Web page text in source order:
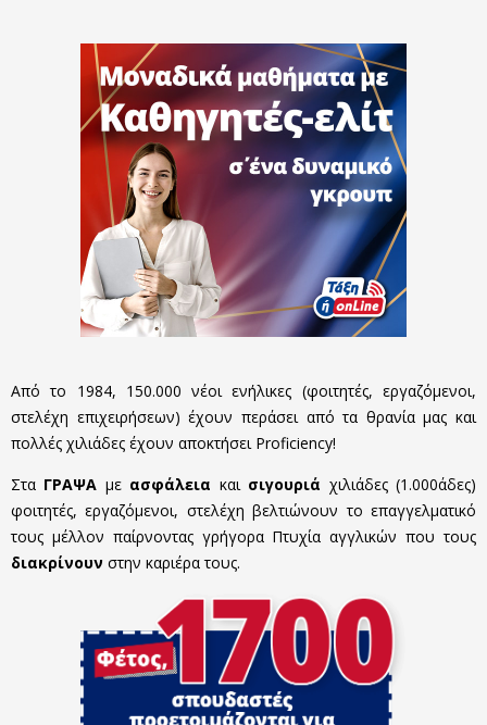
Από το 1984, 150.000 νέοι ενήλικες (φοιτητές, εργαζόμενοι,
στελέχη επιχειρήσεων) έχουν περάσει από τα θρανία μας και
πολλές χιλιάδες έχουν αποκτήσει Proficiency!
Στα ΓΡΑΨΑ με ασφάλεια και σιγουριά χιλιάδες (1.000άδες)
φοιτητές, εργαζόμενοι, στελέχη βελτιώνουν το επαγγελματικό
τους μέλλον παίρνοντας γρήγορα Πτυχία αγγλικών που τους
διακρίνουν στην καριέρα τους.